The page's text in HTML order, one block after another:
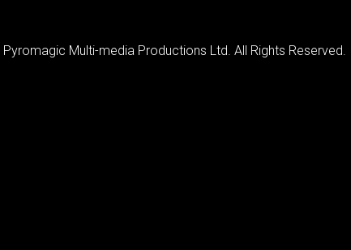
Pyromagic Multi-media Productions Ltd. All Rights Reserved.